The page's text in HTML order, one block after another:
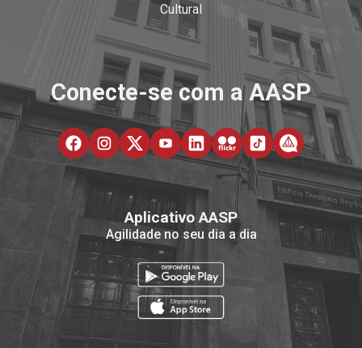
Cultural
Conecte-se com a AASP
Aplicativo AASP
Agilidade no seu dia a dia